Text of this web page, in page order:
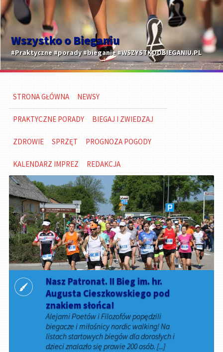
Wszystko o Bieganiu
#Praktyczne #porady #bieganie #WSZYSTKOOBIEGANIU.PL
STRONA GŁÓWNA NEWSY
PRAKTYCZNE PORADY BIEGAJ I ZWIEDZAJ
ZDROWIE SPRZĘT PROGNOZA POGODY
KALENDARZ IMPREZ REDAKCJA
Nasz Patronat. II Bieg im. hr.
Augusta Cieszkowskiego pod
znakiem słońca!
Alejami Poetów i Filozofów popędzili
biegacze i miłośnicy nordic walking! Na
listach startowych biegów dla dorosłych i
dzieci znalazło się prawie 200 osób. [...]